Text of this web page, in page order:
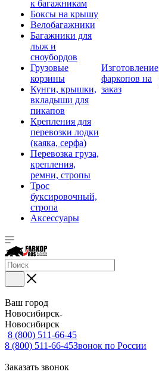
к багажникам
Боксы на крышу
Велобагажники
Багажники для
лыж и
сноубордов
Грузовые
корзины
Кунги, крышки,
вкладыши для
пикапов
Крепления для
перевозки лодки
(каяка, серфа)
Перевозка груза,
крепления,
ремни, стропы
Трос
буксировочный,
стропа
Аксессуары
Изготовление
фаркопов на
заказ
Ваш город
Новосибирск
Новосибирск
8 (800) 511-66-45
8 (800) 511-66-45Звонок по России
Заказать звонок